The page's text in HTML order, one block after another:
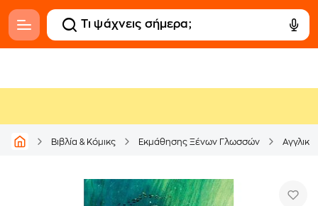
Βιβλία & Κόμικς Εκμάθησης Ξένων Γλωσσών